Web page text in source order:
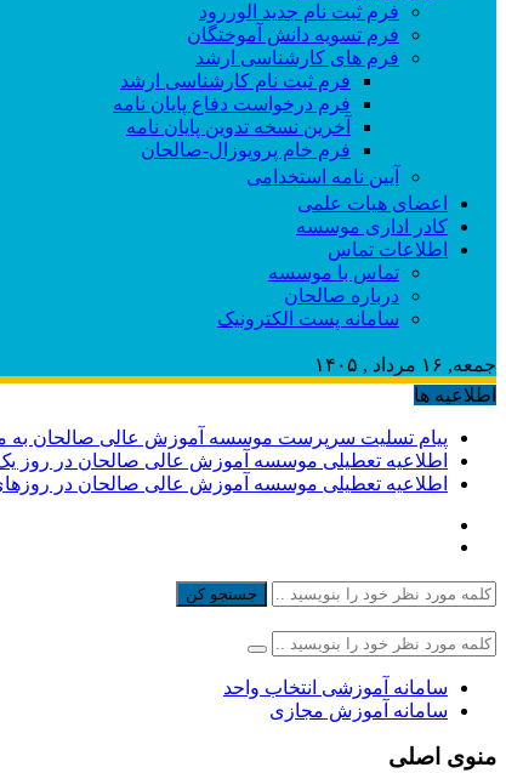
فرم ثبت نام جدید الوررود
فرم تسویه دانش آموختگان
فرم های کارشناسی ارشد
فرم ثبت نام کارشناسی ارشد
فرم درخواست دفاع پایان نامه
آخرین نسخه تدوین پایان نامه
فرم خام پروپوزال-صالحان
آیین نامه استخدامی
اعضای هیات علمی
کادر اداری موسسه
اطلاعات تماس
تماس با موسسه
درباره صالحان
سامانه پست الکترونیک
جمعه, ۱۶ مرداد , ۱۴۰۵
اطلاعیه ها
پیام تسلیت سرپرست موسسه آموزش عالی صالحان به
اطلاعیه تعطیلی موسسه آموزش عالی صالحان در روز یک شنبه و
اطلاعیه تعطیلی موسسه آموزش عالی صالحان در روزهای سه شنبه و
جستجو کن
سامانه آموزشی انتخاب واحد
سامانه آموزش مجازی
منوی اصلی